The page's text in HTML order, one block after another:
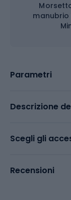
manubrio
Parametri
Descrizione
Scegli gli
Recensioni